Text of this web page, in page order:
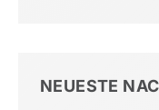
NEUESTE